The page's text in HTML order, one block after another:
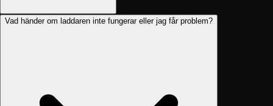
Vad händer om laddaren inte fungerar eller jag får problem?